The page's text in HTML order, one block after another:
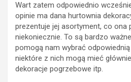
Wart zatem odpowiednio
opinie ma dana hurtownia
prezentuje jej asortyment, co ona
niekoniecznie. To są bardzo
pomogą nam wybrać
niektóre z nich mogą mieć
dekoracje pogrzebowe itp.